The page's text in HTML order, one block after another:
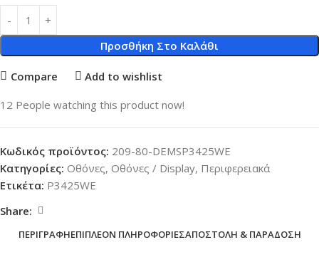
Προσθήκη Στο Καλάθι
Compare Add to wishlist
12 People watching this product now!
Κωδικός προϊόντος: 209-80-DEMSP3425WE
Κατηγορίες: Οθόνες, Οθόνες / Display, Περιφερειακά
Ετικέτα: P3425WE
Share:
ΠΕΡΙΓΡΑΦΉΕΠΙΠΛΈΟΝ ΠΛΗΡΟΦΟΡΊΕΣΑΠΟΣΤΟΛΉ & ΠΑΡΆΔΟΣΗ